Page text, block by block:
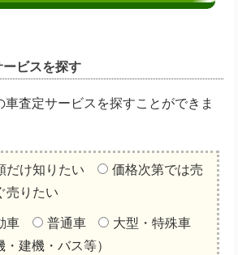
ビスを探す
査定サービスを探すことができま
だけ知りたい
価格次第では売
売りたい
車 普通車
大型・特殊車
・建機・バス等）